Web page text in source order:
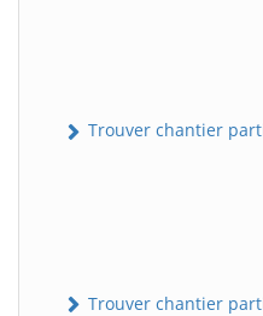
Trouver chantier
Trouver chantier